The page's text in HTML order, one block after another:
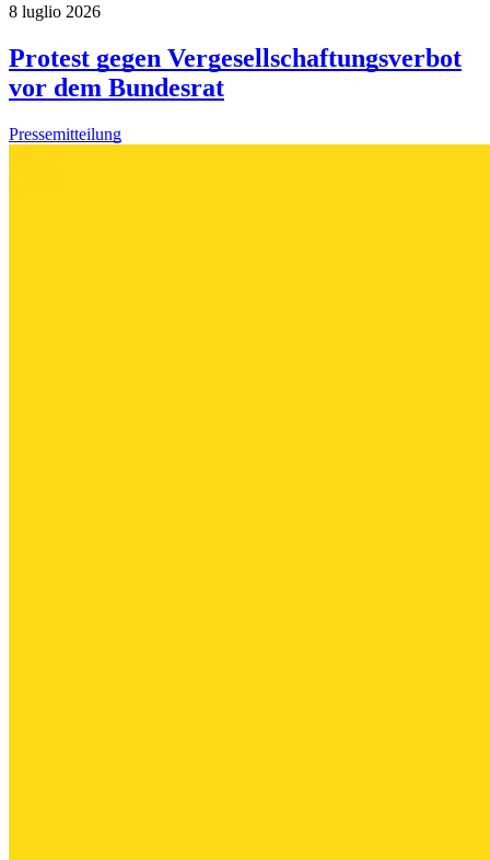
8 luglio 2026
Protest gegen Vergesellschaftungsverbot
vor dem Bundesrat
Pressemitteilung